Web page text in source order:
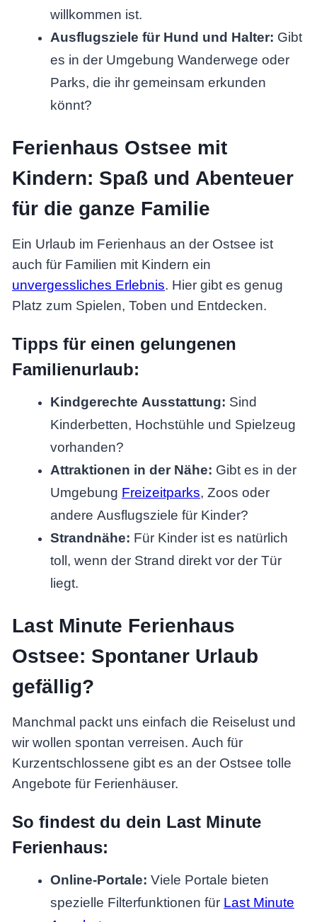
willkommen ist.
Ausflugsziele für Hund und Halter: Gibt
es in der Umgebung Wanderwege oder
Parks, die ihr gemeinsam erkunden
könnt?
Ferienhaus Ostsee mit
Kindern: Spaß und Abenteuer
für die ganze Familie
Ein Urlaub im Ferienhaus an der Ostsee ist
auch für Familien mit Kindern ein
unvergessliches Erlebnis. Hier gibt es genug
Platz zum Spielen, Toben und Entdecken.
Tipps für einen gelungenen
Familienurlaub:
Kindgerechte Ausstattung: Sind
Kinderbetten, Hochstühle und Spielzeug
vorhanden?
Attraktionen in der Nähe: Gibt es in der
Umgebung Freizeitparks, Zoos oder
andere Ausflugsziele für Kinder?
Strandnähe: Für Kinder ist es natürlich
toll, wenn der Strand direkt vor der Tür
liegt.
Last Minute Ferienhaus
Ostsee: Spontaner Urlaub
gefällig?
Manchmal packt uns einfach die Reiselust und
wir wollen spontan verreisen. Auch für
Kurzentschlossene gibt es an der Ostsee tolle
Angebote für Ferienhäuser.
So findest du dein Last Minute
Ferienhaus:
Online-Portale: Viele Portale bieten
spezielle Filterfunktionen für Last Minute